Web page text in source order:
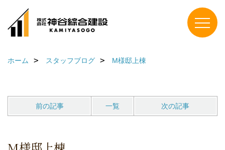
ホーム スタッフブログ M様邸上棟
前の記事 一覧 次の記事